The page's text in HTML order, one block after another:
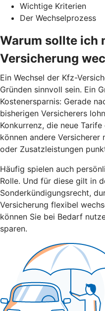
Wichtige Kriterien
Der Wechselprozess
Warum sollte ich
Versicherung
Ein Wechsel der Kfz-
Gründen sinnvoll sein. Ein
Kostenersparnis: Gerade
bisherigen Versicherers
Konkurrenz, die neue
können andere
oder Zusatzleistungen
Häufig spielen auch
Rolle. Und für diese gilt in
Sonderkündigungsrecht,
Versicherung flexibel
können Sie bei Bedarf
sparen.